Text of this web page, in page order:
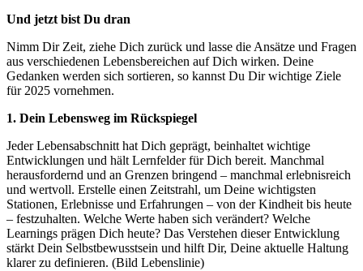
Und jetzt bist Du dran
Nimm Dir Zeit, ziehe Dich zurück und lasse die Ansätze und Fragen
aus verschiedenen Lebensbereichen auf Dich wirken. Deine
Gedanken werden sich sortieren, so kannst Du Dir wichtige Ziele
für 2025 vornehmen.
1. Dein Lebensweg im Rückspiegel
Jeder Lebensabschnitt hat Dich geprägt, beinhaltet wichtige
Entwicklungen und hält Lernfelder für Dich bereit. Manchmal
herausfordernd und an Grenzen bringend – manchmal erlebnisreich
und wertvoll. Erstelle einen Zeitstrahl, um Deine wichtigsten
Stationen, Erlebnisse und Erfahrungen – von der Kindheit bis heute
– festzuhalten. Welche Werte haben sich verändert? Welche
Learnings prägen Dich heute? Das Verstehen dieser Entwicklung
stärkt Dein Selbstbewusstsein und hilft Dir, Deine aktuelle Haltung
klarer zu definieren. (Bild Lebenslinie)